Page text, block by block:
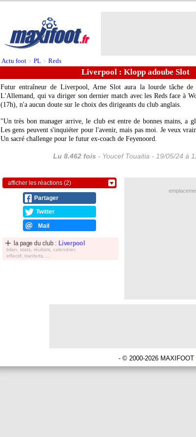
Actu foot > PL > Reds
Liverpool : Klopp adoube Slot
Futur entraîneur de Liverpool, Arne Slot aura la lourde tâche de
L'Allemand, qui va diriger son dernier match avec les Reds face à
(17h), n'a aucun doute sur le choix des dirigeants du club anglais.
"Un très bon manager arrive, le club est entre de bonnes mains, a
Les gens peuvent s'inquiéter pour l'avenir, mais pas moi. Je veux
Un sacré challenge pour le futur ex-coach de Feyenoord.
Lu 8.462 fois - Youcef Touaitia - 19/05/24 à
afficher les réactions (2)
Partager
Twitter
Mail
la page du club : Liverpool
bilan, stats, réultats, calendrier,
effectif, tranferts, ...
- © 2000-2026 MAXIFOOT